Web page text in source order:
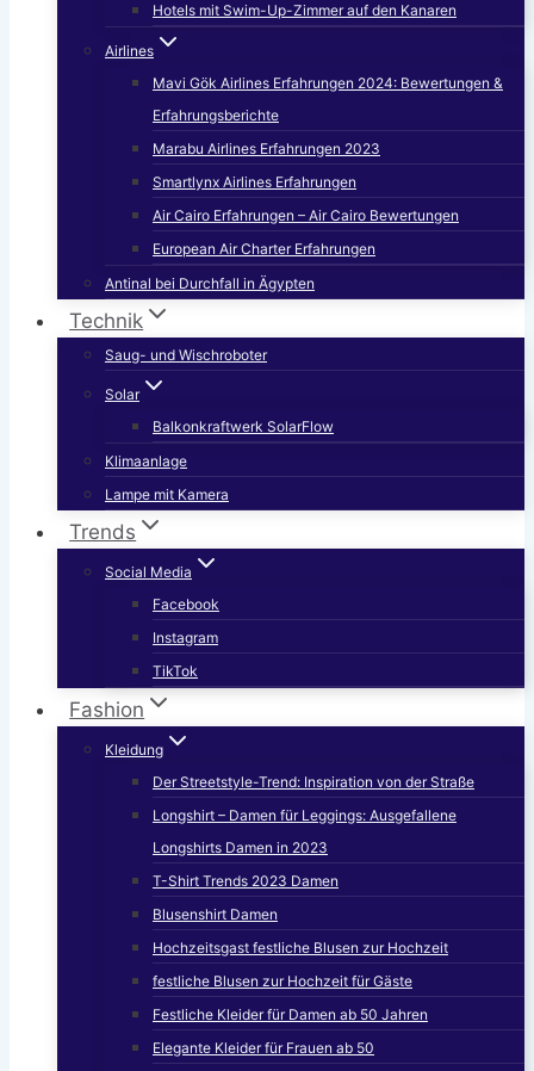
Hotels mit Swim-Up-Zimmer auf den Kanaren
Airlines
Mavi Gök Airlines Erfahrungen 2024: Bewertungen &
Erfahrungsberichte
Marabu Airlines Erfahrungen 2023
Smartlynx Airlines Erfahrungen
Air Cairo Erfahrungen – Air Cairo Bewertungen
European Air Charter Erfahrungen
Antinal bei Durchfall in Ägypten
Technik
Saug- und Wischroboter
Solar
Balkonkraftwerk SolarFlow
Klimaanlage
Lampe mit Kamera
Trends
Social Media
Facebook
Instagram
TikTok
Fashion
Kleidung
Der Streetstyle-Trend: Inspiration von der Straße
Longshirt – Damen für Leggings: Ausgefallene
Longshirts Damen in 2023
T-Shirt Trends 2023 Damen
Blusenshirt Damen
Hochzeitsgast festliche Blusen zur Hochzeit
festliche Blusen zur Hochzeit für Gäste
Festliche Kleider für Damen ab 50 Jahren
Elegante Kleider für Frauen ab 50